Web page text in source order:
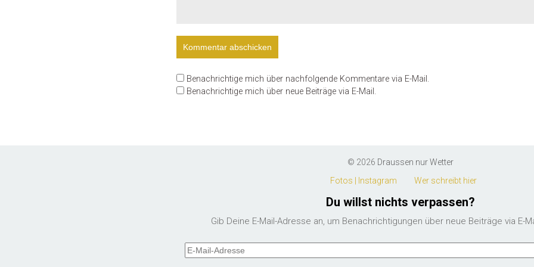
Benachrichtige mich über nachfolgende Kommentare via E-Mail.
Benachrichtige mich über neue Beiträge via E-Mail.
© 2026 Draussen nur Wetter
Fotos | Instagram
Wer schreibt hier
Du willst nichts verpassen?
Gib Deine E-Mail-Adresse an, um Benachrichtigungen über neue Beiträge via E-
E-